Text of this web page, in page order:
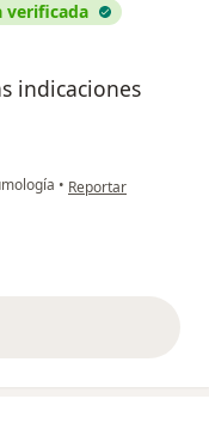
verificada
indicaciones
• en opinión del
Reportar
anteriores